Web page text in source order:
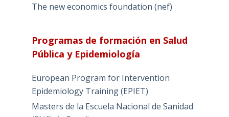
The new economics foundation (nef)
Programas de formación en Salud
Pública y Epidemiología
European Program for Intervention
Epidemiology Training (EPIET)
Masters de la Escuela Nacional de Sanidad